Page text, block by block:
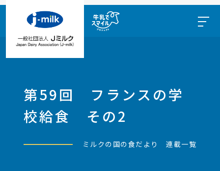
第59回 フランスの学
校給食 その2
ミルクの国の食だより 連載一覧